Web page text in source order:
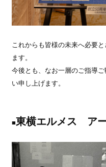
これからも皆様の未来へ必要
ます。
今後とも、なお一層のご指導
い申し上げます。
■東横エルメス ア